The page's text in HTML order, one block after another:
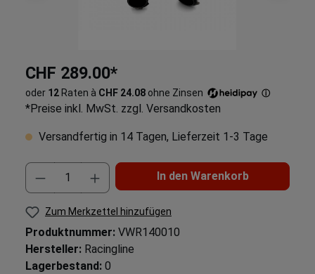
CHF 289.00*
oder 12 Raten à CHF 24.08 ohne Zinsen ⓘ
*Preise inkl. MwSt. zzgl. Versandkosten
Versandfertig in 14 Tagen, Lieferzeit 1-3 Tage
In den Warenkorb
Zum Merkzettel hinzufügen
Produktnummer: VWR140010
Hersteller: Racingline
Lagerbestand: 0